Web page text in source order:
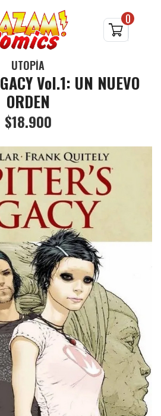
0
UTOPÍA
Vol.1: UN NUEVO
ORDEN
$18.900